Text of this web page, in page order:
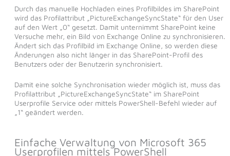
Durch das manuelle Hochladen eines Profilbildes im SharePoint
wird das Profilattribut „PictureExchangeSyncState“ für den User
auf den Wert „0“ gesetzt. Damit unternimmt SharePoint keine
Versuche mehr, ein Bild von Exchange Online zu synchronisieren.
Ändert sich das Profilbild im Exchange Online, so werden diese
Änderungen also nicht länger in das SharePoint-Profil des
Benutzers oder der Benutzerin synchronisiert.
Damit eine solche Synchronisation wieder möglich ist, muss das
Profilattribut „PictureExchangeSyncState“ im SharePoint
Userprofile Service oder mittels PowerShell-Befehl wieder auf
„1“ geändert werden.
Einfache Verwaltung von Microsoft 365
Userprofilen mittels PowerShell